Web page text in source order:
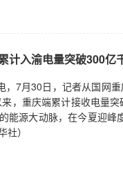
计入渝电量突破300亿
，7月30日，记者从国网
来，重庆端累计接收电量
能源大动脉，在今夏迎
社）